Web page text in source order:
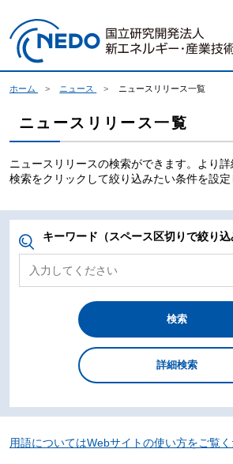
ホーム ニュース ニュースリリース一覧
ニュースリリース一覧
ニュースリリースの検索ができます。より
検索をクリックして絞り込みたい条件を設定
キーワード（スペース区切りで絞り込
用語についてはWebサイトの使い方をご覧く